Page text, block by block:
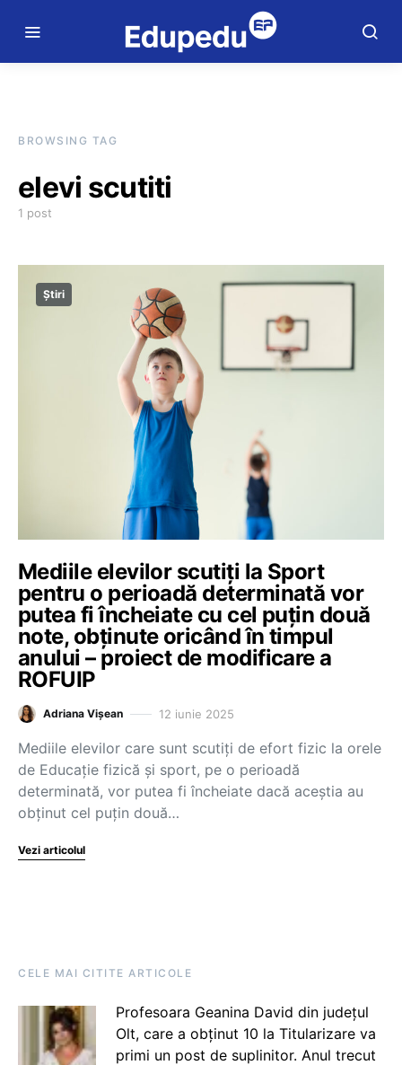
BROWSING TAG
elevi scutiti
1 post
Știri
Mediile elevilor scutiți la Sport
pentru o perioadă determinată vor
putea fi încheiate cu cel puțin două
note, obținute oricând în timpul
anului – proiect de modificare a
ROFUIP
Adriana Vișean 12 iunie 2025
Mediile elevilor care sunt scutiți de efort fizic la orele
de Educație fizică și sport, pe o perioadă
determinată, vor putea fi încheiate dacă aceștia au
obținut cel puțin două…
Vezi articolul
CELE MAI CITITE ARTICOLE
Profesoara Geanina David din județul
Olt, care a obținut 10 la Titularizare va
primi un post de suplinitor. Anul trecut